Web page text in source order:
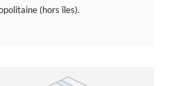
(hors îles).